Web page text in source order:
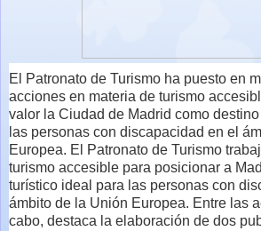
El Patronato de Turismo ha puesto en
acciones en materia de turismo
valor la Ciudad de Madrid como
las personas con discapacidad en el
Europea. El Patronato de Turismo
turismo accesible para posicionar a
turístico ideal para las personas con
ámbito de la Unión Europea. Entre las
cabo, destaca la elaboración de dos